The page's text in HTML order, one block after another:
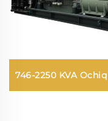
746-2250 KVA